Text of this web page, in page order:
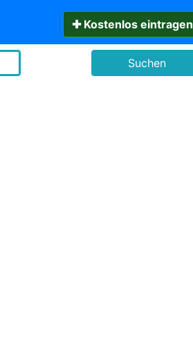
✚ Kostenlos eintragen
Suchen